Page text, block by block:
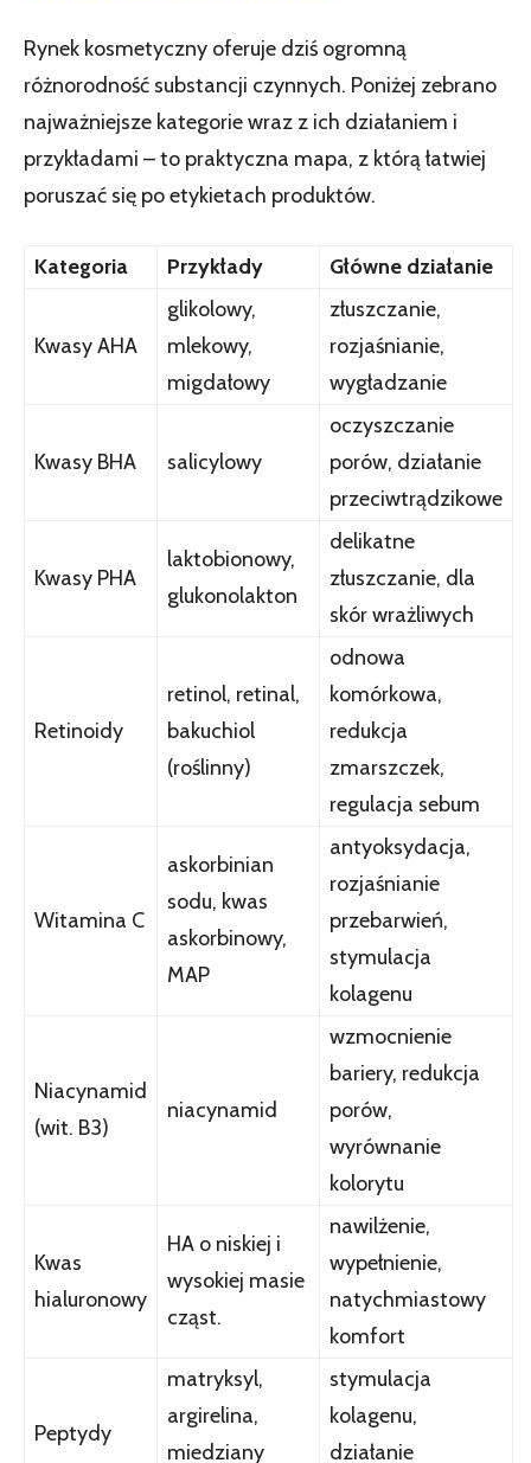
Rynek kosmetyczny oferuje dziś ogromną
różnorodność substancji czynnych. Poniżej zebrano
najważniejsze kategorie wraz z ich działaniem i
przykładami – to praktyczna mapa, z którą łatwiej
poruszać się po etykietach produktów.
Kategoria Przykłady Główne działanie
Kwasy AHA
glikolowy,
mlekowy,
migdałowy
złuszczanie,
rozjaśnianie,
wygładzanie
Kwasy BHA salicylowy
oczyszczanie
porów, działanie
przeciwtrądzikowe
Kwasy PHA
laktobionowy,
glukonolakton
delikatne
złuszczanie, dla
skór wrażliwych
Retinoidy
retinol, retinal,
bakuchiol
(roślinny)
odnowa
komórkowa,
redukcja
zmarszczek,
regulacja sebum
Witamina C
askorbinian
sodu, kwas
askorbinowy,
MAP
antyoksydacja,
rozjaśnianie
przebarwień,
stymulacja
kolagenu
Niacynamid
(wit. B3)
niacynamid
wzmocnienie
bariery, redukcja
porów,
wyrównanie
kolorytu
Kwas
hialuronowy
HA o niskiej i
wysokiej masie
cząst.
nawilżenie,
wypełnienie,
natychmiastowy
komfort
Peptydy
matryksyl,
argirelina,
miedziany
stymulacja
kolagenu,
działanie